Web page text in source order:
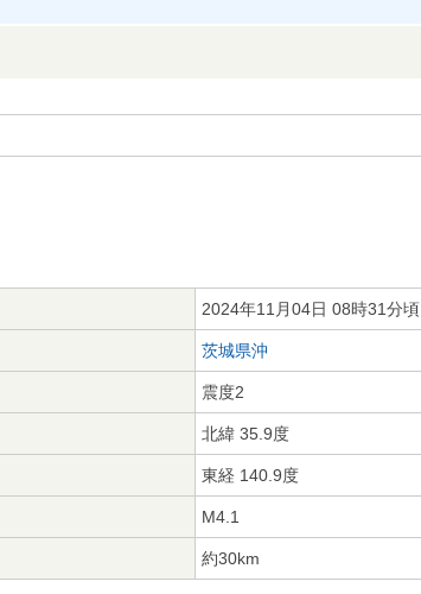
2024年11月04日 08時31分頃
茨城県沖
震度2
北緯 35.9度
東経 140.9度
M4.1
約30km